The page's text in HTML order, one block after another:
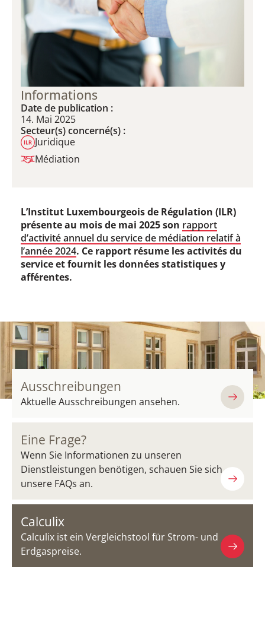
Informations
Date de publication :
14. Mai 2025
Secteur(s) concerné(s) :
Juridique
Médiation
L’Institut Luxembourgeois de Régulation (ILR)
présente au mois de mai 2025 son rapport
d’activité annuel du service de médiation relatif à
l’année 2024. Ce rapport résume les activités du
service et fournit les données statistiques y
afférentes.
Ausschreibungen
Aktuelle Ausschreibungen ansehen.
Eine Frage?
Wenn Sie Informationen zu unseren
Dienstleistungen benötigen, schauen Sie sich
unsere FAQs an.
Calculix
Calculix ist ein Vergleichstool für Strom- und
Erdgaspreise.